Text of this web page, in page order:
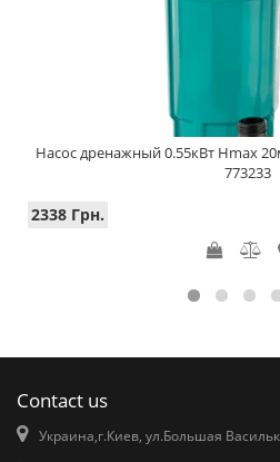
Насос дренажный 0.55кВт Hmax
773233
2338 Грн.
Contact us
Украина,г.Киев, ул.Большая